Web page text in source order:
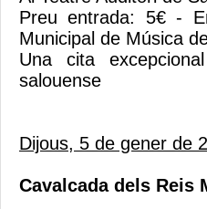
Preu entrada: 5€ -
Municipal de Música
Una cita
salouense
Dijous, 5 de gener de
Cavalcada dels Reis